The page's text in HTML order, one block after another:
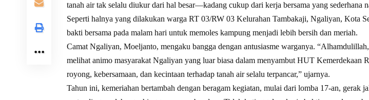
tanah air tak selalu diukur dari hal besar—kadang cukup dari kerja bersama yang sederhana
Seperti halnya yang dilakukan warga RT 03/RW 03 Kelurahan Tambakaji, Ngaliyan, Kota
bakti bersama pada malam hari untuk memoles kampung menjadi lebih bersih dan meriah.
Camat Ngaliyan, Moeljanto, mengaku bangga dengan antusiasme warganya.
melihat animo masyarakat Ngaliyan yang luar biasa dalam menyambut HUT Kemerdekaan
royong, kebersamaan, dan kecintaan terhadap tanah air selalu terpancar,” ujarnya.
Tahun ini, kemeriahan bertambah dengan beragam kegiatan, mulai dari lomba 17-an, gerak